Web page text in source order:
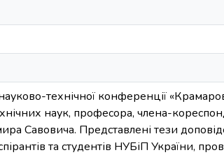
технічної конференції
наук, професора, члена-
Савовича. Представлені тези
та студентів НУБіП України,